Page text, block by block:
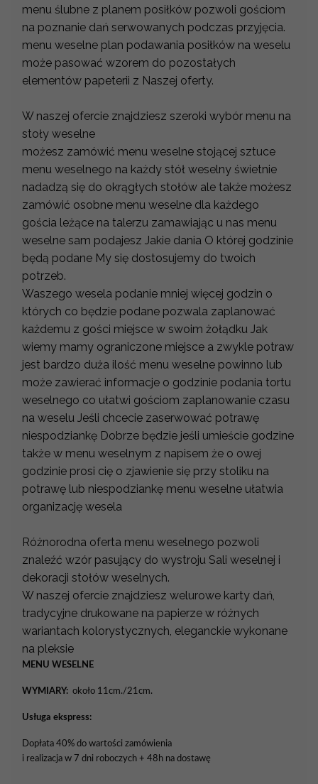
menu ślubne z planem posiłków pozwoli gościom
na poznanie dań serwowanych podczas przyjęcia.
menu weselne plan podawania posiłków na weselu
może pasować wzorem do pozostałych
elementów papeterii z Naszej oferty.
W naszej ofercie znajdziesz szeroki wybór menu na
stoły weselne
możesz zamówić menu weselne stojącej sztuce
menu weselnego na każdy stół weselny świetnie
nadadzą się do okrągłych stołów ale także możesz
zamówić osobne menu weselne dla każdego
gościa leżące na talerzu zamawiając u nas menu
weselne sam podajesz Jakie dania O której godzinie
będą podane My się dostosujemy do twoich
potrzeb.
Waszego wesela podanie mniej więcej godzin o
których co będzie podane pozwala zaplanować
każdemu z gości miejsce w swoim żołądku Jak
wiemy mamy ograniczone miejsce a zwykle potraw
jest bardzo duża ilość menu weselne powinno lub
może zawierać informacje o godzinie podania tortu
weselnego co ułatwi gościom zaplanowanie czasu
na weselu Jeśli chcecie zaserwować potrawę
niespodziankę Dobrze będzie jeśli umieście godzine
także w menu weselnym z napisem że o owej
godzinie prosi cię o zjawienie się przy stoliku na
potrawę lub niespodziankę menu weselne ułatwia
organizację wesela
Różnorodna oferta menu weselnego pozwoli
znaleźć wzór pasujący do wystroju Sali weselnej i
dekoracji stołów weselnych.
W naszej ofercie znajdziesz welurowe karty dań,
tradycyjne drukowane na papierze w różnych
wariantach kolorystycznych, eleganckie wykonane
na pleksie
MENU WESELNE
WYMIARY: około 11cm./21cm.
Usługa ekspress:
Dopłata 40% do wartości zamówienia
i realizacja w 7 dni roboczych + 48h na dostawę